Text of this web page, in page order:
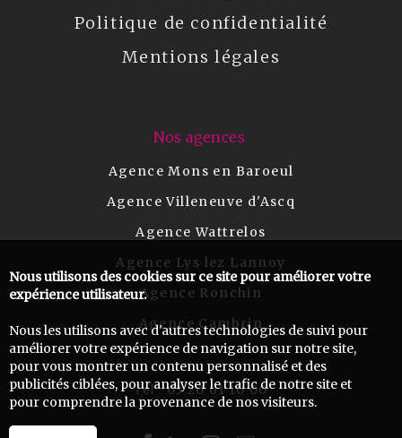
Politique de confidentialité
Mentions légales
Nos agences
Agence Mons en Baroeul
Agence Villeneuve d'Ascq
Agence Wattrelos
Agence Lys lez Lannoy
Agence Ronchin
Agence Cambrin
Tel :03 20 61 10 00
Nous utilisons des cookies sur ce site pour améliorer votre
expérience utilisateur.
Nous les utilisons avec d'autres technologies de suivi pour
améliorer votre expérience de navigation sur notre site,
pour vous montrer un contenu personnalisé et des
publicités ciblées, pour analyser le trafic de notre site et
pour comprendre la provenance de nos visiteurs.